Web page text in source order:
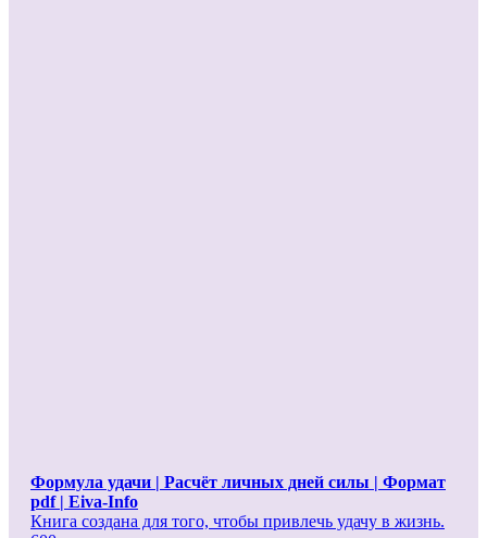
Формула удачи | Расчёт личных дней силы | Формат
pdf | Eiva-Info
Книга создана для того, чтобы привлечь удачу в жизнь.